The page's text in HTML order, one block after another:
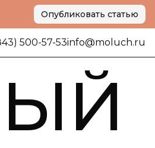
Опубликовать статью
500-57-53info@moluch.ru